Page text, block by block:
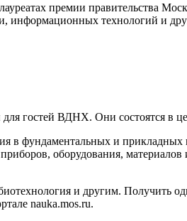
премии правительства
информационных технологий и
гостей ВДНХ. Они состоятся в
в фундаментальных и прикладных
оборудования,
и другим. Получить
nauka.mos.ru.